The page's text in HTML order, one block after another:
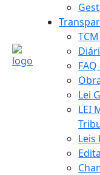
Lei
LEI
Leis